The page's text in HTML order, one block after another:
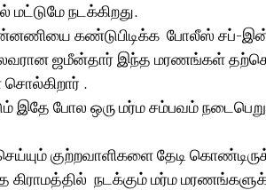
நடக்கிறது.
கண்டுபிடிக்க  போலீஸ் சப்-
ஜமீன்தார் இந்த மரணங்கள்
.
இதே போல ஒரு மர்ம சம்பவம்
குற்றவாளிகளை தேடி
கிராமத்தில்  நடக்கும் மர்ம